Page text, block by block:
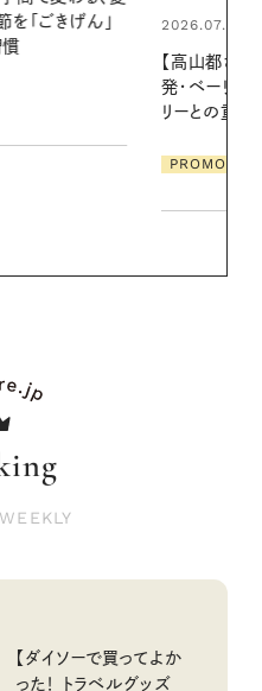
クセサ
素敵な大人の
る【大人気の
WEEKLY
【ダイソーで買ってよか
った！ トラベルグッズ